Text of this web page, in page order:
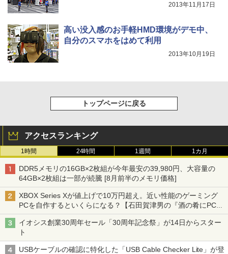
2013年11月17日
高い没入感のお手軽HMD環境がデモ中、
自分のスマホをはめて利用
2013年10月19日
トップページに戻る
アクセスランキング
1時間 24時間 1週間 1カ月
DDR5メモリの16GB×2枚組が今年最安の39,980円、大容量の
64GB×2枚組は一部が続騰 [8月前半のメモリ価格]
XBOX Series Xが値上げで10万円超え。近い性能のゲーミング
PCを自作するといくらになる？【石田賀津男の『酒の肴にPCゲ
ーム』】
イオシス創業30周年セール「30周年記念祭」が14日からスター
ト
USBケーブルの確認に特化した「USB Cable Checker Lite」が登